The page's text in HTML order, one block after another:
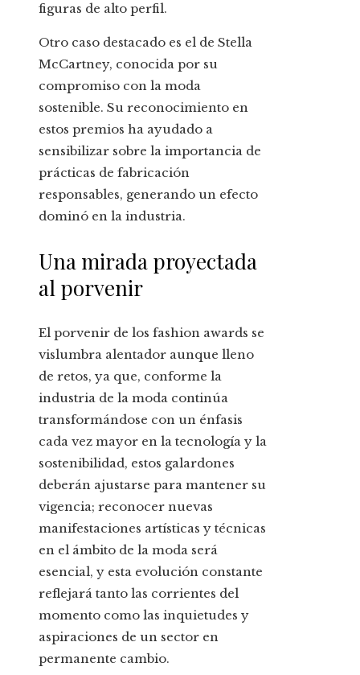
figuras de alto perfil.
Otro caso destacado es el de Stella
McCartney, conocida por su
compromiso con la moda
sostenible. Su reconocimiento en
estos premios ha ayudado a
sensibilizar sobre la importancia de
prácticas de fabricación
responsables, generando un efecto
dominó en la industria.
Una mirada proyectada
al porvenir
El porvenir de los fashion awards se
vislumbra alentador aunque lleno
de retos, ya que, conforme la
industria de la moda continúa
transformándose con un énfasis
cada vez mayor en la tecnología y la
sostenibilidad, estos galardones
deberán ajustarse para mantener su
vigencia; reconocer nuevas
manifestaciones artísticas y técnicas
en el ámbito de la moda será
esencial, y esta evolución constante
reflejará tanto las corrientes del
momento como las inquietudes y
aspiraciones de un sector en
permanente cambio.